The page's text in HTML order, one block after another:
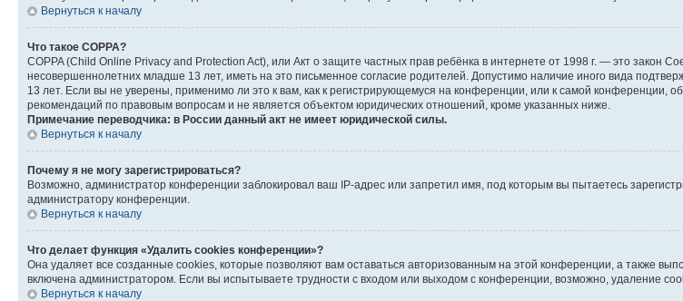
Вернуться к началу
Что такое COPPA?
COPPA (Child Online Privacy and Protection Act), или Акт о защите частных прав ребёнка в интернете от 1998 г. — это
несовершеннолетних младше 13 лет, иметь на это письменное согласие родителей. Допустимо наличие иного вида
13 лет. Если вы не уверены, применимо ли это к вам, как к регистрирующемуся на конференции, или к самой конференции,
рекомендаций по правовым вопросам и не является объектом юридических отношений, кроме указанных ниже.
Примечание переводчика: в России данный акт не имеет юридической силы.
Вернуться к началу
Почему я не могу зарегистрироваться?
Возможно, администратор конференции заблокировал ваш IP-адрес или запретил имя, под которым вы пытаетесь
администратору конференции.
Вернуться к началу
Что делает функция «Удалить cookies конференции»?
Она удаляет все созданные cookies, которые позволяют вам оставаться авторизованным на этой конференции, а также
включена администратором. Если вы испытываете трудности с входом или выходом с конференции, возможно, удаление
Вернуться к началу